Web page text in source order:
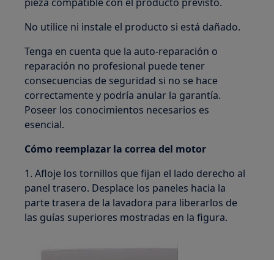
No utilice ni instale el producto si está dañado.
Tenga en cuenta que la auto-reparación o
reparación no profesional puede tener
consecuencias de seguridad si no se hace
correctamente y podría anular la garantía.
Poseer los conocimientos necesarios es
esencial.
Cómo reemplazar la correa del motor
1. Afloje los tornillos que fijan el lado derecho al
panel trasero. Desplace los paneles hacia la
parte trasera de la lavadora para liberarlos de
las guías superiores mostradas en la figura.